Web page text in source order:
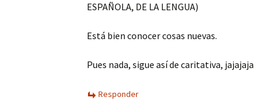
ESPAÑOLA, DE LA LENGUA)
Está bien conocer cosas nuevas.
Pues nada, sigue así de caritativa, jajajaja
Responder